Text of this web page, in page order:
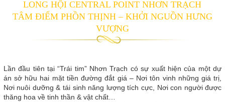
LONG HỘI CENTRAL POINT NHƠN TRẠCH
TÂM ĐIỂM PHỒN THỊNH – KHỞI NGUỒN HƯNG
VƯỢNG
Lần đầu tiên tại “Trái tim” Nhơn Trạch có sự xuất hiện của một dự
án sở hữu hai mặt tiền đường đắt giá – Nơi tôn vinh những giá trị,
Nơi nuôi dưỡng & tái sinh năng lượng tích cực, Nơi con người được
thăng hoa về tinh thần & vật chất…